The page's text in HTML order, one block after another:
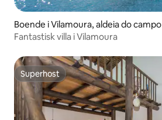
Boende i Vilamoura, aldeia do campo
Fantastisk villa i Vilamoura
Superhost
Superhost